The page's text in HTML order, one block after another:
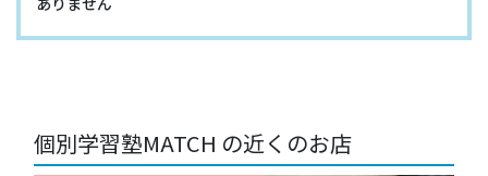
個別学習塾MATCH の近くのお店